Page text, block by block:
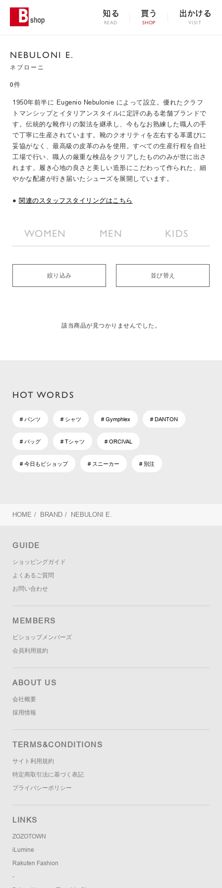
知る
READ
買う
SHOP
出かける
VISIT
NEBULONI E.
ネブローニ
0件
1950年前半に Eugenio Nebulonie によって設立。優れたクラフ
トマンシップとイタリアンスタイルに定評のある老舗ブランドで
す。伝統的な靴作りの製法を継承し、今もなお熟練した職人の手
で丁寧に生産されています。靴のクオリティを左右する革選びに
妥協がなく、最高級の皮革のみを使用。すべての生産行程を自社
工場で行い、職人の厳重な検品をクリアしたもののみが世に出さ
れます。履き心地の良さと美しい造形にこだわって作られた、細
やかな配慮が行き届いたシューズを展開しています。
● 関連のスタッフスタイリングはこちら
WOMEN MEN KIDS
絞り込み 並び替え
該当商品が見つかりませんでした。
HOT WORDS
# パンツ # シャツ # Gymphlex # DANTON
# バッグ # Tシャツ # ORCIVAL
# 今日もビショップ # スニーカー # 別注
HOME / BRAND / NEBULONI E.
GUIDE
ショッピングガイド
よくあるご質問
お問い合わせ
MEMBERS
ビショップメンバーズ
会員利用規約
ABOUT US
会社概要
採用情報
TERMS&CONDITIONS
サイト利用規約
特定商取引法に基づく表記
プライバシーポリシー
LINKS
ZOZOTOWN
iLumine
Rakuten Fashion
-